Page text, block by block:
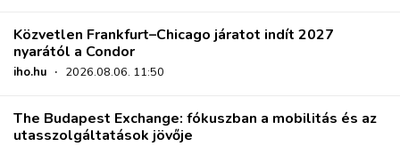
Közvetlen Frankfurt–Chicago járatot indít 2027
nyarától a Condor
iho.hu · 2026.08.06. 11:50
The Budapest Exchange: fókuszban a mobilitás és az
utasszolgáltatások jövője